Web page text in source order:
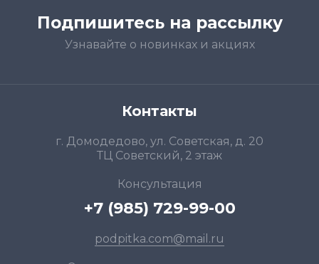
Подпишитесь на рассылку
Узнавайте о новинках и акциях
Контакты
г. Домодедово, ул. Советская, д. 20
ТЦ Советский, 2 этаж
Консультация
+7 (985) 729-99-00
podpitka.com@mail.ru